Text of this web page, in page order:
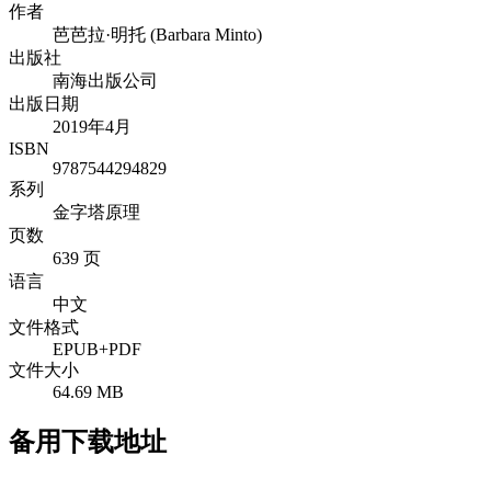
作者
芭芭拉·明托 (Barbara Minto)
出版社
南海出版公司
出版日期
2019年4月
ISBN
9787544294829
系列
金字塔原理
页数
639 页
语言
中文
文件格式
EPUB+PDF
文件大小
64.69 MB
备用下载地址